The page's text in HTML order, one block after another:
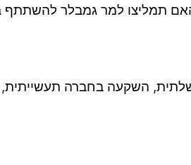
השתתפות בהגרלה עומד על 200 ש”ח,
השקעה בחברה